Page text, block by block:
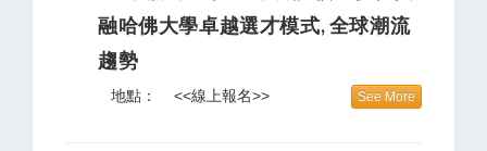
融哈佛大學卓越選才模式, 全球潮流
趨勢
地點： <<線上報名>> See More